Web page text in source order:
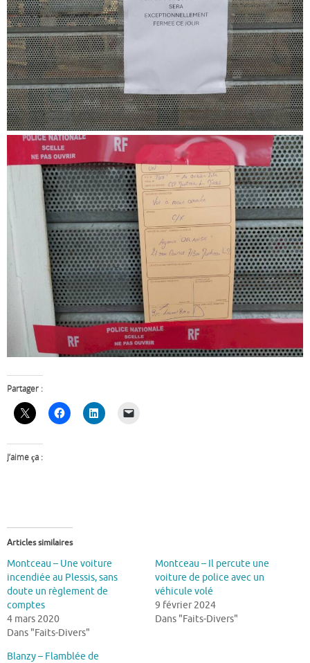
Partager :
J’aime ça :
Articles similaires
Montceau – Une voiture
incendiée au Plessis, sans
doute un règlement de
comptes
4 mars 2020
Dans "Faits-Divers"
Montceau – Il percute une
voiture de police avec un
véhicule volé
9 février 2024
Dans "Faits-Divers"
Blanzy – Flamblée de